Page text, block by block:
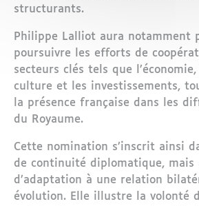
structurants.
Philippe Lalliot aura notamment
poursuivre les efforts de
secteurs clés tels que
culture et les investissements,
la présence française dans les
du Royaume.
Cette nomination s’inscrit ainsi
de continuité diplomatique, mais
d’adaptation à une relation
évolution. Elle illustre la volonté